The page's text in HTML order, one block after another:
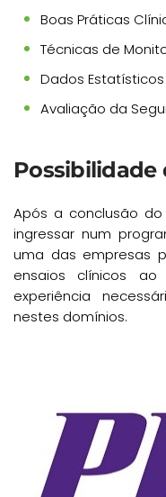
Boas Práticas
Técnicas de
Dados
Avaliação da
Possibilidade
Após a conclusão
ingressar num
uma das empresas
ensaios clínicos
experiência
nestes domínios.